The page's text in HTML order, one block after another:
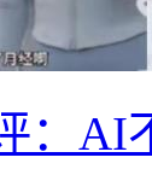
：AI